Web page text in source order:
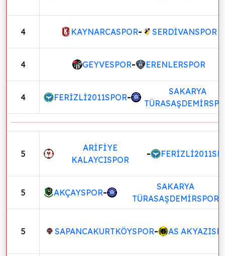
4 KAYNARCASPOR- SERDİVANSPOR
4 GEYVESPOR- ERENLERSPOR
4 FERİZLİ2011SPOR-
SAKARYA
5
ARİFİYE
KALAYCISPOR
-
5 AKÇAYSPOR-
SAKARYA
TÜRASAŞDEMİRSPOR
5 SAPANCAKURTKÖYSPOR- AS